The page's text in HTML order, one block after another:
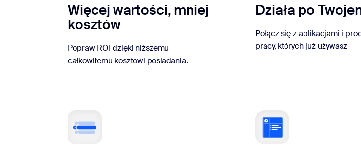
Więcej wartości, mniej
kosztów
Popraw ROI dzięki niższemu
całkowitemu kosztowi posiadania.
Działa po
Połącz się z aplikacjami i
pracy, których już używasz